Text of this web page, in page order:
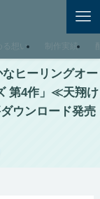
る想い 制作実績
ヒーリングオー
第4作」≪天翔け
ウンロード発売